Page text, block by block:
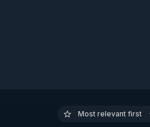
Most relevant first